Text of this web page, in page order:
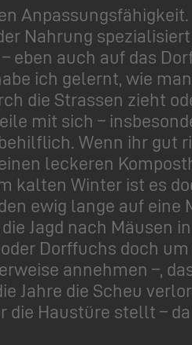
Nahrung
eben auch auf das
ich gelernt, wie
die Strassen zieht
mit sich –
Wenn ihr
leckeren
kalten Winter ist es
ewig lange auf
Jagd nach Mäusen
Dorffuchs doch
annehmen –,
Jahre die Scheu
die Haustüre stellt –